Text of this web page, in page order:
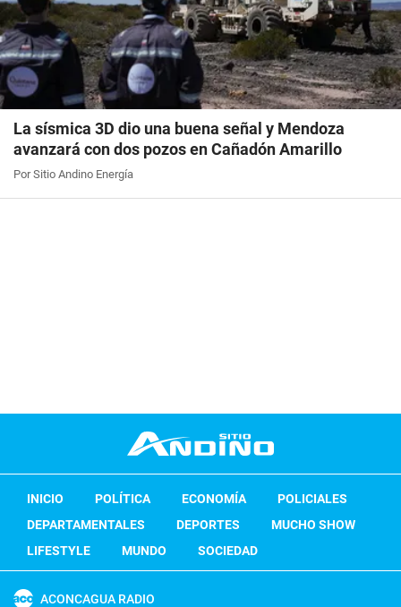
La sísmica 3D dio una buena señal y Mendoza
avanzará con dos pozos en Cañadón Amarillo
Por Sitio Andino Energía
INICIO POLÍTICA ECONOMÍA
POLICIALES
DEPARTAMENTALES
DEPORTES
MUCHO SHOW
LIFESTYLE
MUNDO SOCIEDAD
ACONCAGUA RADIO